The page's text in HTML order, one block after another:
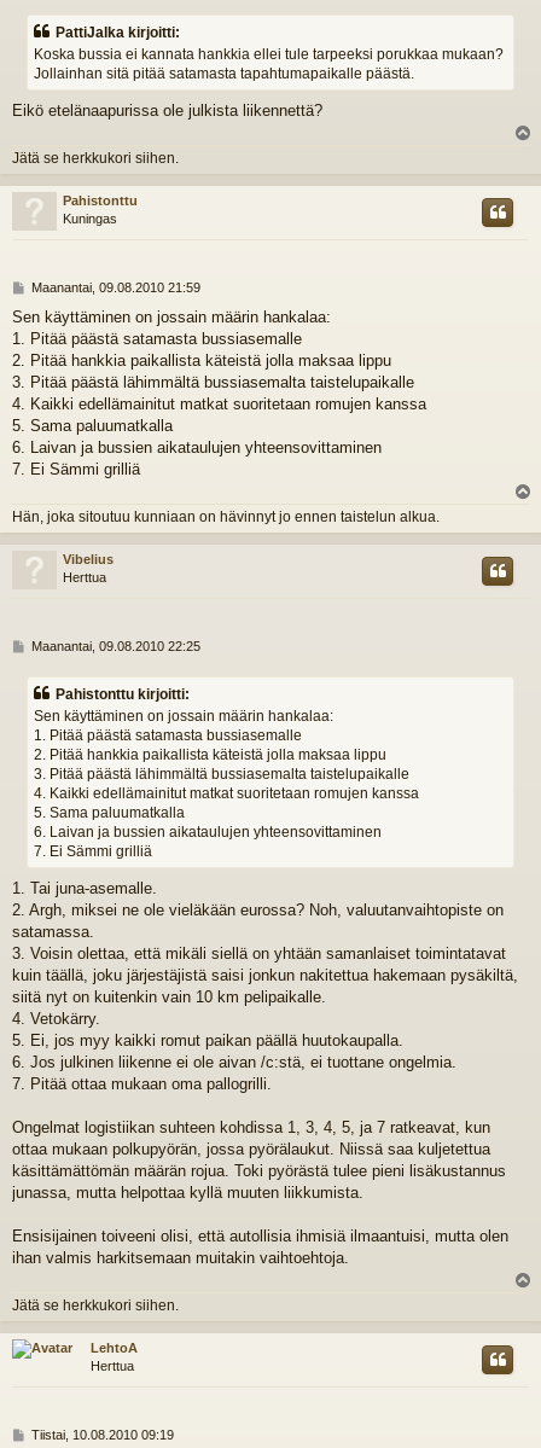
e
PattiJalka kirjoitti:
Koska bussia ei kannata hankkia ellei tule tarpeeksi porukkaa mukaan?
Jollainhan sitä pitää satamasta tapahtumapaikalle päästä.
Eikö etelänaapurissa ole julkista liikennettä?
Jätä se herkkukori siihen.
s
Pahistonttu
Kuningas
V
e
s
Maanantai, 09.08.2010 21:59
Sen käyttäminen on jossain määrin hankalaa:
1. Pitää päästä satamasta bussiasemalle
2. Pitää hankkia paikallista käteistä jolla maksaa lippu
3. Pitää päästä lähimmältä bussiasemalta taistelupaikalle
4. Kaikki edellämainitut matkat suoritetaan romujen kanssa
5. Sama paluumatkalla
6. Laivan ja bussien aikataulujen yhteensovittaminen
7. Ei Sämmi grilliä
Hän, joka sitoutuu kunniaan on hävinnyt jo ennen taistelun alkua.
ö
Vibelius
Herttua
V
e
Maanantai, 09.08.2010 22:25
Pahistonttu kirjoitti:
Sen käyttäminen on jossain määrin hankalaa:
1. Pitää päästä satamasta bussiasemalle
2. Pitää hankkia paikallista käteistä jolla maksaa lippu
3. Pitää päästä lähimmältä bussiasemalta taistelupaikalle
4. Kaikki edellämainitut matkat suoritetaan romujen kanssa
5. Sama paluumatkalla
6. Laivan ja bussien aikataulujen yhteensovittaminen
7. Ei Sämmi grilliä
1. Tai juna-asemalle.
2. Argh, miksei ne ole vieläkään eurossa? Noh, valuutanvaihtopiste on
satamassa.
3. Voisin olettaa, että mikäli siellä on yhtään samanlaiset toimintatavat
kuin täällä, joku järjestäjistä saisi jonkun nakitettua hakemaan pysäkiltä,
siitä nyt on kuitenkin vain 10 km pelipaikalle.
4. Vetokärry.
5. Ei, jos myy kaikki romut paikan päällä huutokaupalla.
6. Jos julkinen liikenne ei ole aivan /c:stä, ei tuottane ongelmia.
7. Pitää ottaa mukaan oma pallogrilli.
Ongelmat logistiikan suhteen kohdissa 1, 3, 4, 5, ja 7 ratkeavat, kun
ottaa mukaan polkupyörän, jossa pyörälaukut. Niissä saa kuljetettua
käsittämättömän määrän rojua. Toki pyörästä tulee pieni lisäkustannus
junassa, mutta helpottaa kyllä muuten liikkumista.
Ensisijainen toiveeni olisi, että autollisia ihmisiä ilmaantuisi, mutta olen
ihan valmis harkitsemaan muitakin vaihtoehtoja.
Jätä se herkkukori siihen.
s
LehtoA
Herttua
VTiistai, 10.08.2010 09:19